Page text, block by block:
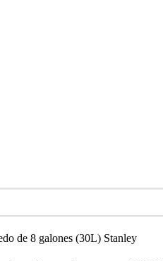
de 8 galones (30L) Stanley